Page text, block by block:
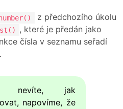
z předchozího úkolu
, které je předán jako
čísla v seznamu seřadí
nevíte, jak
napovíme, že